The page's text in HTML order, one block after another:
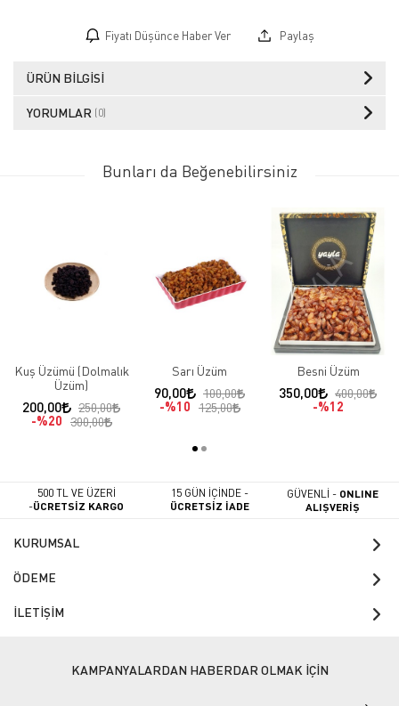
Fiyatı Düşünce Haber Ver Paylaş
ÜRÜN BILGISI
YORUMLAR (0)
Bunları da Beğenebilirsiniz
Kuş Üzümü (Dolmalık
Üzüm)
200,00
250,00
%20 300,00
Sarı Üzüm
90,00
100,00
%10 125,00
Besni Üzüm
350,00
400,00
%12
500 TL VE ÜZERİ
-ÜCRETSİZ KARGO
15 GÜN İÇİNDE -
ÜCRETSİZ İADE
GÜVENLİ - ONLINE
ALIŞVERİŞ
KURUMSAL
ÖDEME
İLETİŞİM
KAMPANYALARDAN HABERDAR OLMAK İÇİN